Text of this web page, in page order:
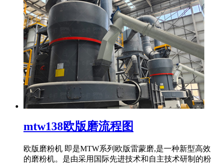
mtw138欧版磨流程图
欧版磨粉机 即是MTW系列欧版雷蒙磨,是一种新型高效
的磨粉机。是由采用国际先进技术和自主技术研制的粉